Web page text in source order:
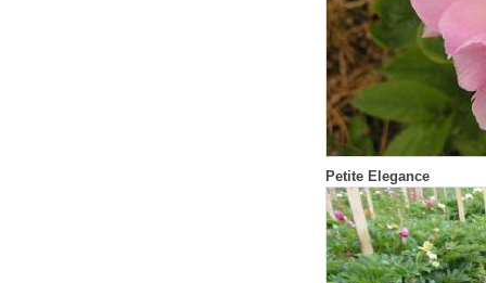
Petite Elegance